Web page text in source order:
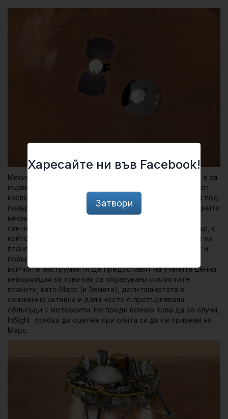
Мисията InSight започна на 5 май тази година. Целта ѝ е за
първи път да се проучи вътрешността на Марс. Част от
изследванията включват сондиране на почти 5 метра под
повърхността – много повече, в сравнение с досегашните
мисии, които успяваха да проникнат едва няколко
сантиметра. Апаратът е оборудван и със сеизмометър, с
който ще се търсят признаци за сеизмична активност на
планетата. Допълнителни инструменти ще изследват и
повърхността около апарата. Събрани, данните от
всичките инструменти ще предоставят на учените ценна
информация за това как са образувани скалистите
планети, като Марс (и Земята), дали планетата е
сеизмично активна и дали често е претърпявала
сблъсъци с метеорити. Но преди всичко това да се случи,
InSight трябва да оцелее при опита си да се приземи на
Марс.
Харесайте ни във Facebook!
Затвори